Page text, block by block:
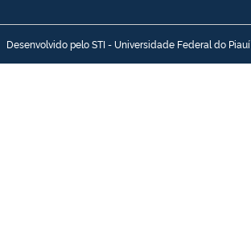
Desenvolvido pelo STI - Universidade Federal do Piauí